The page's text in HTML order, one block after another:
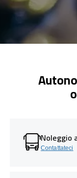
Noleggio
Contattateci